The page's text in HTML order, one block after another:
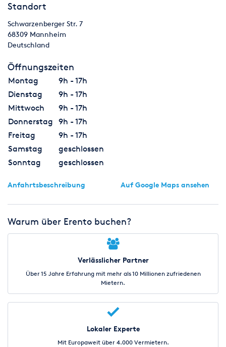
Größen
Standort
Schwarzenberger Str. 7
68309 Mannheim
Deutschland
Öffnungszeiten
Montag
9h - 17h
Dienstag
9h - 17h
Mittwoch
9h - 17h
Donnerstag
9h - 17h
Freitag
9h - 17h
Samstag
geschlossen
Sonntag
geschlossen
Anfahrtsbeschreibung Auf Google Maps ansehen
Warum über Erento buchen?
Verlässlicher Partner
Über 15 Jahre Erfahrung mit mehr als 10 Millionen zufriedenen
Mietern.
Lokaler Experte
Mit Europaweit über 4.000 Vermietern.